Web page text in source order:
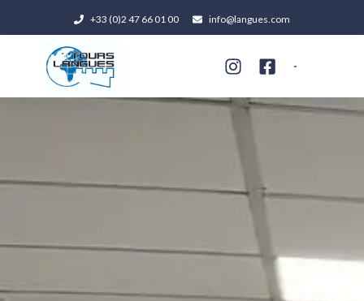
+33 (0)2 47 66 01 00 info@langues.com